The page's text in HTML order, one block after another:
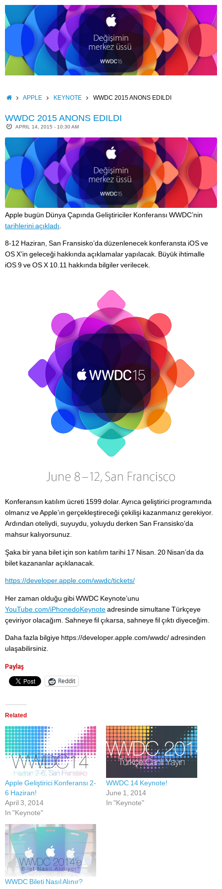
Skip
content
HOMEAPPLE KEYNOTE WWDC 2015 ANONS EDILDI
WWDC 2015 ANONS EDILDI
APRIL 14, 2015 - 10:30 AM
Apple bugün Dünya Çapında Geliştiriciler Konferansı WWDC’nin
tarihlerini açıkladı
8-12 Haziran, San Fransisko’da düzenlenecek konferansta iOS ve
OS X’in geleceği hakkında açıklamalar yapılacak. Büyük ihtimalle
iOS 9 ve OS X 10.11 hakkında bilgiler verilecek.
Konferansın katılım ücreti 1599 dolar. Ayrıca geliştirici programında
olmanız ve Apple’ın gerçekleştireceği çekilişi kazanmanız gerekiyor.
Ardından oteliydi, suyuydu, yoluydu derken San Fransisko’da
mahsur kalıyorsunuz.
Şaka bir yana bilet için son katılım tarihi 17 Nisan. 20 Nisan’da da
bilet kazananlar açıklanacak.
https://developer.apple.com/wwdc/tickets/
Her zaman olduğu gibi WWDC Keynote’unu
YouTube.com/iPhonedoKeynote adresinde simultane Türkçeye
çeviriyor olacağım. Sahneye fil çıkarsa, sahneye fil çıktı diyeceğim.
Daha fazla bilgiye https://developer.apple.com/wwdc/ adresinden
ulaşabilirsiniz.
Paylaş
Reddit
Related
Apple Geliştirici Konferansı 2-
6 Haziran!
April 3, 2014
In "Keynote"
WWDC 14 Keynote!
June 1, 2014
In "Keynote"
WWDC Bileti Nasıl Alınır?